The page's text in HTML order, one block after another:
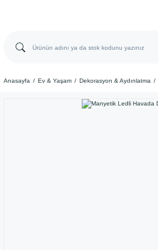
Anasayfa Ev & Yaşam Dekorasyon & Aydınlatma